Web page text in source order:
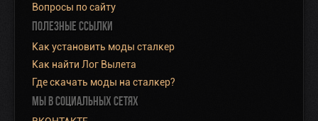
Вопросы по сайту
ПОЛЕЗНЫЕ ССЫЛКИ
Как установить моды сталкер
Как найти Лог Вылета
Где скачать моды на сталкер?
МЫ В СОЦИАЛЬНЫХ СЕТЯХ